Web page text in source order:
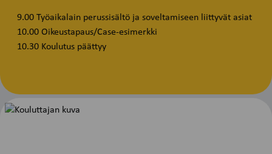
9.00 Työaikalain perussisältö ja soveltamiseen liittyvät asiat
10.00 Oikeustapaus/Case-esimerkki
10.30 Koulutus päättyy